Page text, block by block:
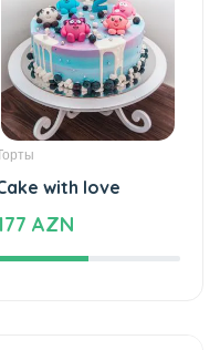
Торты
Cake with love
177 AZN